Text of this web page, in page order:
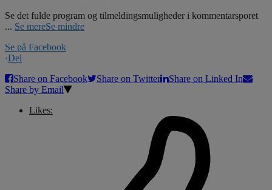
Se det fulde program og tilmeldingsmuligheder i kommentarsporet
... Se mereSe mindre
Se på Facebook
·Del
Share on Facebook
Share on Twitter
Share on Linked In
Share by Email
Likes: